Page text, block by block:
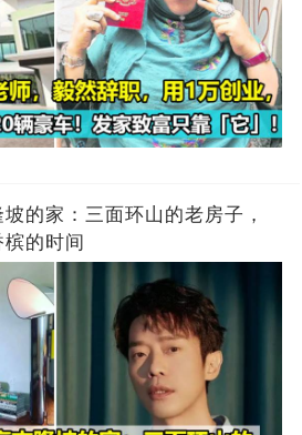
的家：三面环山的老房子，
的时间